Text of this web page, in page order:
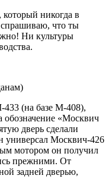
никогда в
что ты
Ни культуры
(на базе М-408),
обозначение «Москвич
дверь сделали
универсал Москвич-426
мотором он получил
прежними. От
задней дверью,